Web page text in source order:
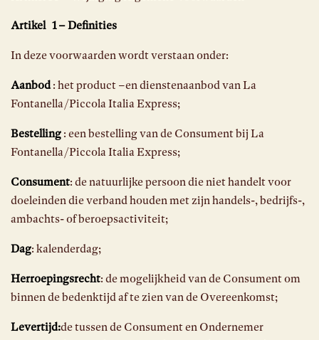
Artikel 1 – Definities
In deze voorwaarden wordt verstaan onder:
Aanbod: het product –en dienstenaanbod van La
Fontanella/Piccola Italia Express;
Bestelling : een bestelling van de Consument bij La
Fontanella/Piccola Italia Express;
Consument: de natuurlijke persoon die niet handelt voor
doeleinden die verband houden met zijn handels-, bedrijfs-,
ambachts- of beroepsactiviteit;
Dag: kalenderdag;
Herroepingsrecht: de mogelijkheid van de Consument om
binnen de bedenktijd af te zien van de Overeenkomst;
Levertijd:de tussen de Consument en Ondernemer